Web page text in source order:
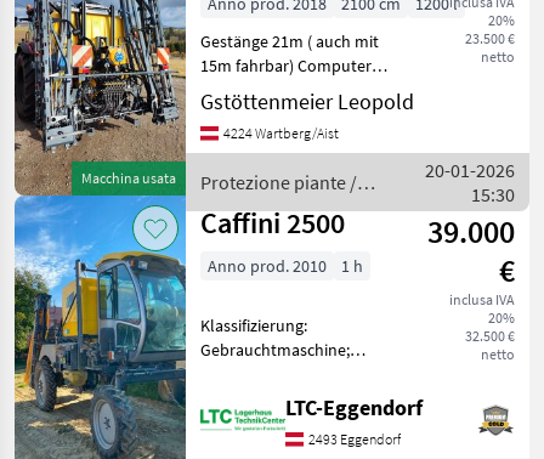
Macchina usata
20%
23.500 €
netto
Gestänge 21m ( auch mit
15m fahrbar) Computer
CB9 mit AVmap GPSSystem
(automatische
Teilbreitenschaltung)
Doppelwirkendes
Steuergerät für Hang
Gstöttenmeier Leopold
4224 Wartberg/Aist
Protezione piante /
Caffini
20-01-2026
15:30
Caffini 2500
39.000
€
inclusa IVA
20%
32.500 €
netto
Anno prod. 2010 1 h
Klassifizierung:
Gebrauchtmaschine;
Arbeitsbreite: 15; Bauart:
Selbstfahrend ; Weitere
Maschinenmerkmale:
LTC-Eggendorf
2493 Eggendorf